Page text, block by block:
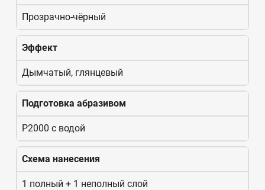
Прозрачно-чёрный
Эффект
Дымчатый, глянцевый
Подготовка абразивом
P2000 с водой
Схема нанесения
1 полный + 1 неполный слой